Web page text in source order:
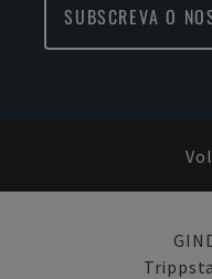
SUBSCREVA O